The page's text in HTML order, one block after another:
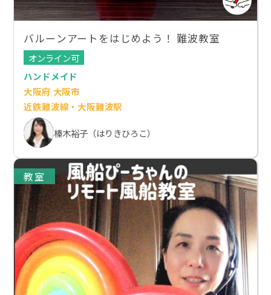
バルーンアートをはじめよう！ 難波教室
オンライン可
ハンドメイド
大阪府 大阪市
近鉄難波線・大阪難波駅
榛木裕子（はりきひろこ）
教室